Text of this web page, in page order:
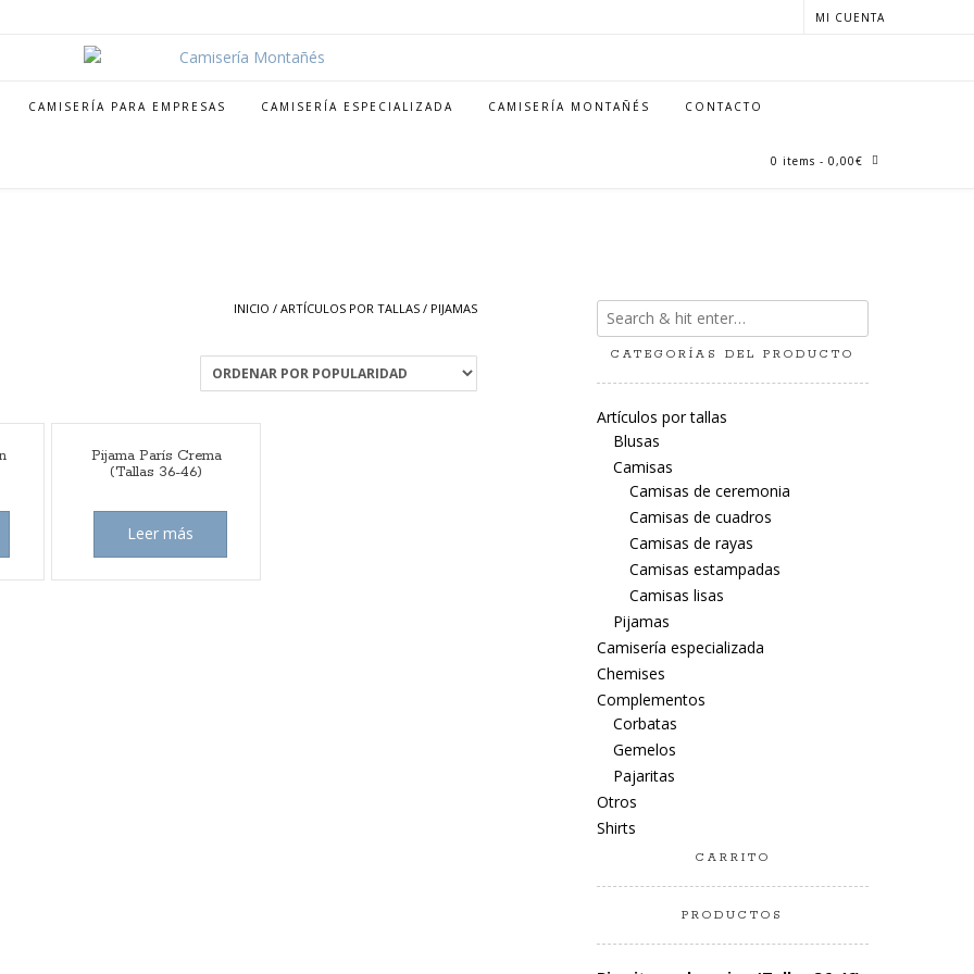
MI CUENTA
CAMISERÍA PARA EMPRESAS CAMISERÍA ESPECIALIZADA CAMISERÍA MONTAÑÉS CONTACTO
0 items - 0,00€
INICIO / ARTÍCULOS POR TALLAS / PIJAMAS
Pijama París Crema
(Tallas 36-46)
Leer más
CATEGORÍAS DEL PRODUCTO
Artículos por tallas
Blusas
Camisas
Camisas de ceremonia
Camisas de cuadros
Camisas de rayas
Camisas estampadas
Camisas lisas
Pijamas
Camisería especializada
Chemises
Complementos
Corbatas
Gemelos
Pajaritas
Otros
Shirts
CARRITO
PRODUCTOS